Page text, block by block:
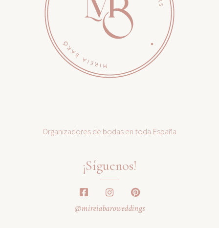
Organizadores de bodas en toda España
¡Síguenos!
@mireiabaroweddings